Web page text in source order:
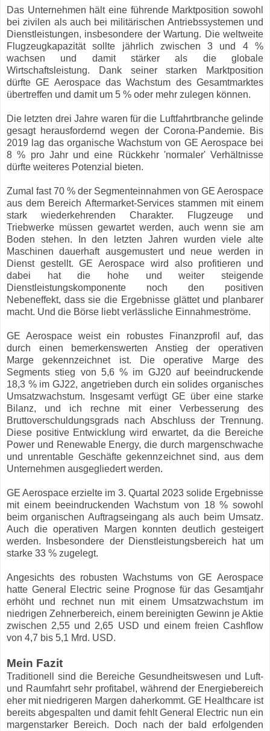
Das Unternehmen hält eine führende Marktposition sowohl
bei zivilen als auch bei militärischen Antriebssystemen und
Dienstleistungen, insbesondere der Wartung. Die weltweite
Flugzeugkapazität sollte jährlich zwischen 3 und 4 %
wachsen und damit stärker als die globale
Wirtschaftsleistung. Dank seiner starken Marktposition
dürfte GE Aerospace das Wachstum des Gesamtmarktes
übertreffen und damit um 5 % oder mehr zulegen können.
Die letzten drei Jahre waren für die Luftfahrtbranche gelinde
gesagt herausfordernd wegen der Corona-Pandemie. Bis
2019 lag das organische Wachstum von GE Aerospace bei
8 % pro Jahr und eine Rückkehr 'normaler' Verhältnisse
dürfte weiteres Potenzial bieten.
Zumal fast 70 % der Segmenteinnahmen von GE Aerospace
aus dem Bereich Aftermarket-Services stammen mit einem
stark wiederkehrenden Charakter. Flugzeuge und
Triebwerke müssen gewartet werden, auch wenn sie am
Boden stehen. In den letzten Jahren wurden viele alte
Maschinen dauerhaft ausgemustert und neue werden in
Dienst gestellt. GE Aerospace wird also profitieren und
dabei hat die hohe und weiter steigende
Dienstleistungskomponente noch den positiven
Nebeneffekt, dass sie die Ergebnisse glättet und planbarer
macht. Und die Börse liebt verlässliche Einnahmeströme.
GE Aerospace weist ein robustes Finanzprofil auf, das
durch einen bemerkenswerten Anstieg der operativen
Marge gekennzeichnet ist. Die operative Marge des
Segments stieg von 5,6 % im GJ20 auf beeindruckende
18,3 % im GJ22, angetrieben durch ein solides organisches
Umsatzwachstum. Insgesamt verfügt GE über eine starke
Bilanz, und ich rechne mit einer Verbesserung des
Bruttoverschuldungsgrads nach Abschluss der Trennung.
Diese positive Entwicklung wird erwartet, da die Bereiche
Power und Renewable Energy, die durch margenschwache
und unrentable Geschäfte gekennzeichnet sind, aus dem
Unternehmen ausgegliedert werden.
GE Aerospace erzielte im 3. Quartal 2023 solide Ergebnisse
mit einem beeindruckenden Wachstum von 18 % sowohl
beim organischen Auftragseingang als auch beim Umsatz.
Auch die operativen Margen konnten deutlich gesteigert
werden. Insbesondere der Dienstleistungsbereich hat um
starke 33 % zugelegt.
Angesichts des robusten Wachstums von GE Aerospace
hatte General Electric seine Prognose für das Gesamtjahr
erhöht und rechnet nun mit einem Umsatzwachstum im
niedrigen Zehnerbereich, einem bereinigten Gewinn je Aktie
zwischen 2,55 und 2,65 USD und einem freien Cashflow
von 4,7 bis 5,1 Mrd. USD.
Mein Fazit
Traditionell sind die Bereiche Gesundheitswesen und Luft-
und Raumfahrt sehr profitabel, während der Energiebereich
eher mit niedrigeren Margen daherkommt. GE Healthcare ist
bereits abgespalten und damit fehlt General Electric nun ein
margenstarker Bereich. Doch nach der bald erfolgenden